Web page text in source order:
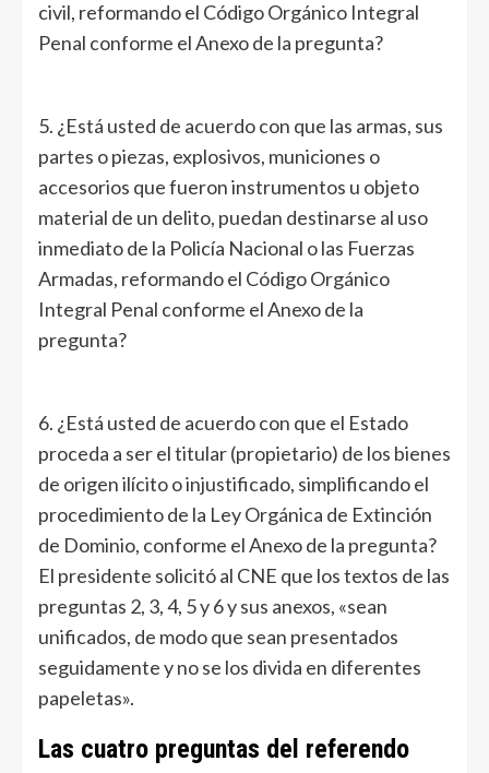
civil, reformando el Código Orgánico Integral
Penal conforme el Anexo de la pregunta?
5. ¿Está usted de acuerdo con que las armas, sus
partes o piezas, explosivos, municiones o
accesorios que fueron instrumentos u objeto
material de un delito, puedan destinarse al uso
inmediato de la Policía Nacional o las Fuerzas
Armadas, reformando el Código Orgánico
Integral Penal conforme el Anexo de la
pregunta?
6. ¿Está usted de acuerdo con que el Estado
proceda a ser el titular (propietario) de los bienes
de origen ilícito o injustificado, simplificando el
procedimiento de la Ley Orgánica de Extinción
de Dominio, conforme el Anexo de la pregunta?
El presidente solicitó al CNE que los textos de las
preguntas 2, 3, 4, 5 y 6 y sus anexos, «sean
unificados, de modo que sean presentados
seguidamente y no se los divida en diferentes
papeletas».
Las cuatro preguntas del referendo